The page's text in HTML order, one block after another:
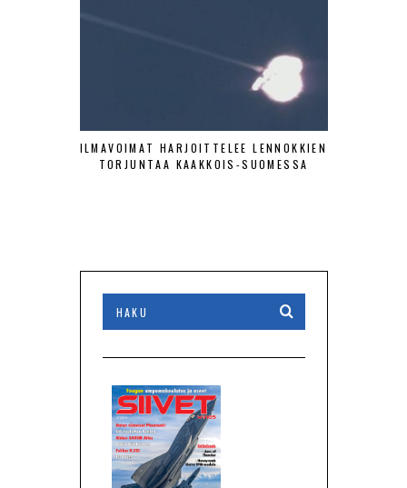
ILMAVOIMAT HARJOITTELEE LENNOKKIEN
TORJUNTAA KAAKKOIS-SUOMESSA